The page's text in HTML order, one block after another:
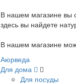
В нашем магазине вы
здесь вы найдете
В нашем магазине
Аюрведа
Для дома
Для посуды